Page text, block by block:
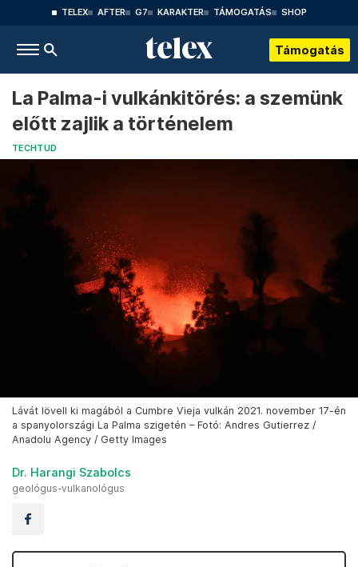
TELEX AFTER G7 KARAKTER TÁMOGATÁS SHOP
Támogatás
La Palma-i vulkánkitörés: a szemünk
előtt zajlik a történelem
TECHTUD
Lávát lövell ki magából a Cumbre Vieja vulkán 2021. november 17-én
a spanyolországi La Palma szigetén – Fotó: Andres Gutierrez /
Anadolu Agency / Getty Images
Dr. Harangi Szabolcs
geológus-vulkanológus